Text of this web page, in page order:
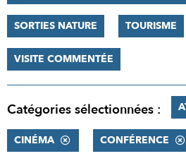
SORTIES NATURE TOURISME
VISITE COMMENTÉE
Catégories sélectionnées :
CINÉMA CONFÉRENCE